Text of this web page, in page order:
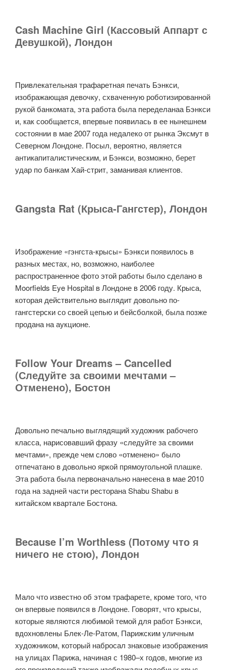
Cash Machine Girl (Кассовый Аппарт с
Девушкой), Лондон
Привлекательная трафаретная печать Бэнкси,
изображающая девочку, схваченную роботизированной
рукой банкомата, эта работа была переделанаа Бэнкси
и, как сообщается, впервые появилась в ее нынешнем
состоянии в мае 2007 года недалеко от рынка Эксмут в
Северном Лондоне. Посыл, вероятно, является
антикапиталистическим, и Бэнкси, возможно, берет
удар по банкам Хай-стрит, заманивая клиентов.
Gangsta Rat (Крыса-Гангстер), Лондон
Изображение «гэнгста-крысы» Бэнкси появилось в
разных местах, но, возможно, наиболее
распространенное фото этой работы было сделано в
Moorfields Eye Hospital в Лондоне в 2006 году. Крыса,
которая действительно выглядит довольно по-
гангстерски со своей цепью и бейсболкой, была позже
продана на аукционе.
Follow Your Dreams – Cancelled
(Следуйте за своими мечтами –
Отменено), Бостон
Довольно печально выглядящий художник рабочего
класса, нарисовавший фразу «следуйте за своими
мечтами», прежде чем слово «отменено» было
отпечатано в довольно яркой прямоугольной плашке.
Эта работа была первоначально нанесена в мае 2010
года на задней части ресторана Shabu Shabu в
китайском квартале Бостона.
Because I’m Worthless (Потому что я
ничего не стою), Лондон
Мало что известно об этом трафарете, кроме того, что
он впервые появился в Лондоне. Говорят, что крысы,
которые являются любимой темой для работ Бэнкси,
вдохновлены Блек-Ле-Ратом, Парижским уличным
художником, который набросал знаковые изображения
на улицах Парижа, начиная с 1980–х годов, многие из